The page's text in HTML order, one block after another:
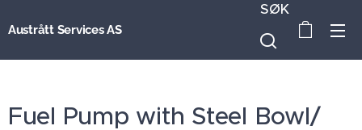
Austrått Services AS
SØK
Fuel Pump with Steel Bowl/